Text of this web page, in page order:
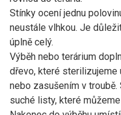
Stínky ocení jednu
neustále vlhkou. Je
úplně celý.
Výběh nebo terárium
dřevo, které sterilizujeme
nebo zasušením v
suché listy, které